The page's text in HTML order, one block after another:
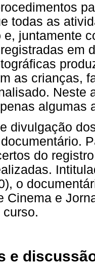
todas as
e, juntamente
em
as crianças,
Neste
algumas
divulgação
do
o
Cinema e
e